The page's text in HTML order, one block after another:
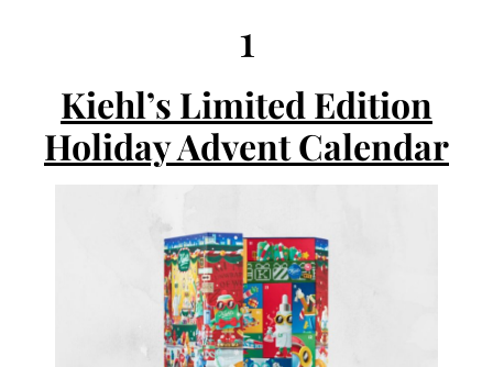
1
Kiehl’s Limited Edition
Holiday Advent Calendar